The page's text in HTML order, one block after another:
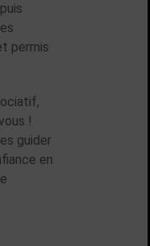
permis
!
guider
en